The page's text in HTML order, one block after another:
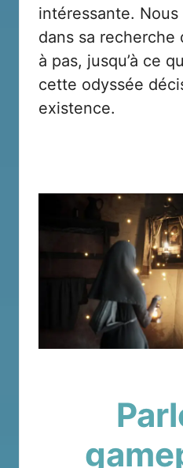
intéressante. Nous
dans sa recherche
à pas, jusqu’à ce
cette odyssée
existence.